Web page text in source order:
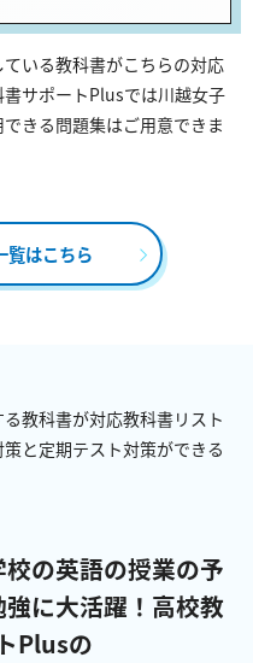
いる教科書がこちらの対応
サポートPlusでは川越女子
きる問題集はご用意できま
覧はこちら
教科書が対応教科書リスト
と定期テスト対策ができる
の英語の授業の予
に大活躍！ 高校教
Plusの